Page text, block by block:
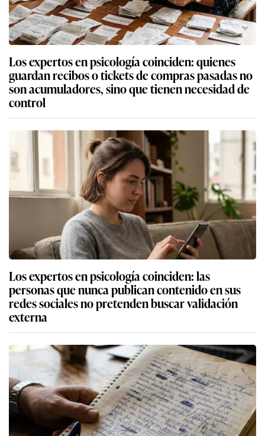
Los expertos en psicología coinciden: quienes
guardan recibos o tickets de compras pasadas no
son acumuladores, sino que tienen necesidad de
control
Los expertos en psicología coinciden: las
personas que nunca publican contenido en sus
redes sociales no pretenden buscar validación
externa